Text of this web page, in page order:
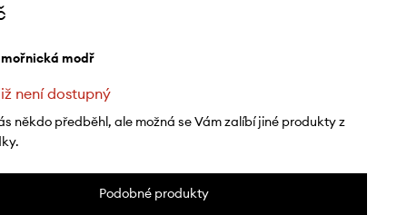
modř
není dostupný
někdo předběhl, ale možná se Vám zalíbí jiné produkty z
Podobné produkty